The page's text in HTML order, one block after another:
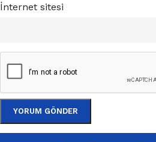
İnternet sitesi